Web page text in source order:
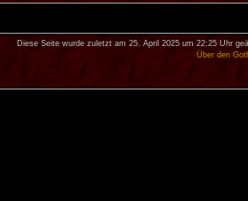
Diese Seite wurde zuletzt am 25. April 2025 um 22:25 Uhr
Über den